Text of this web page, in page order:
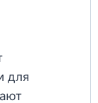
для